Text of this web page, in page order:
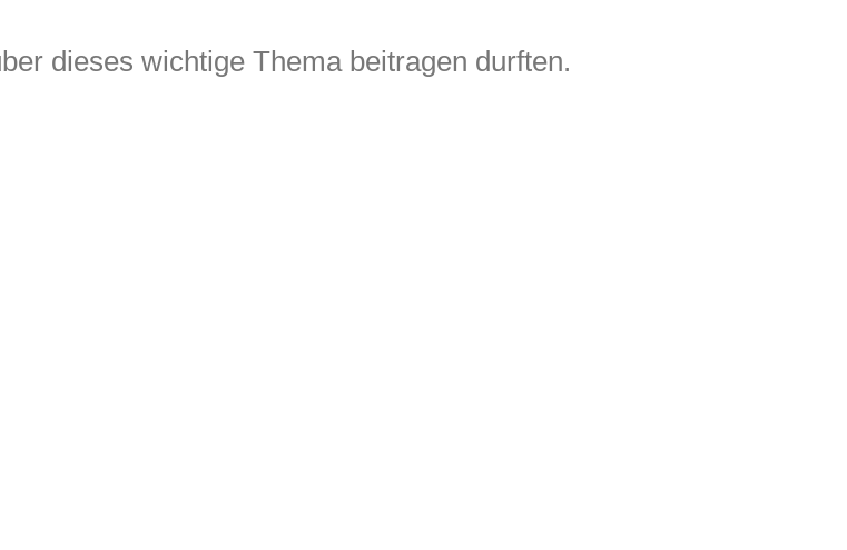
dieses wichtige Thema beitragen durften.